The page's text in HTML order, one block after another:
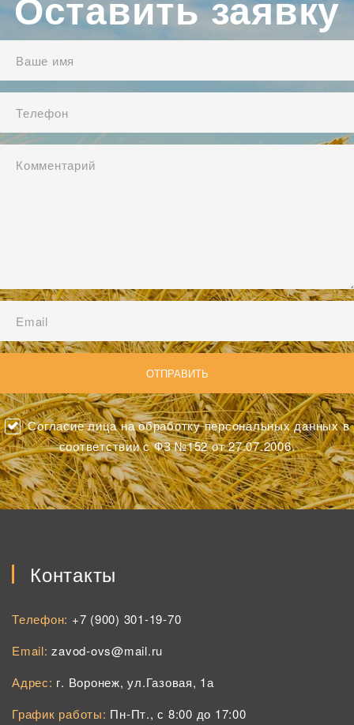
Согласие лица на обработку персональных данных в
соответствии с ФЗ №152 от 27.07.2006.
Контакты
Телефон: +7 (900) 301-19-70
Email:zavod-ovs@mail.ru
Адрес: г. Воронеж, ул.Газовая, 1а
График работы: Пн-Пт., с 8:00 до 17:00